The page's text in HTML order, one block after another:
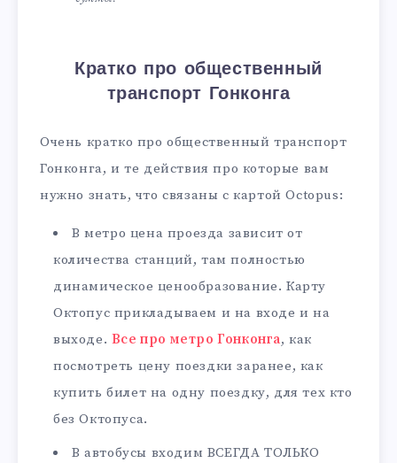
Кратко про общественный
транспорт Гонконга
Очень кратко про общественный транспорт
Гонконга, и те действия про которые вам
нужно знать, что связаны с картой Octopus:
В метро цена проезда зависит от
количества станций, там полностью
динамическое ценообразование. Карту
Октопус прикладываем и на входе и на
выходе. Все про метро Гонконга, как
посмотреть цену поездки заранее, как
купить билет на одну поездку, для тех кто
без Октопуса.
В автобусы входим ВСЕГДА ТОЛЬКО